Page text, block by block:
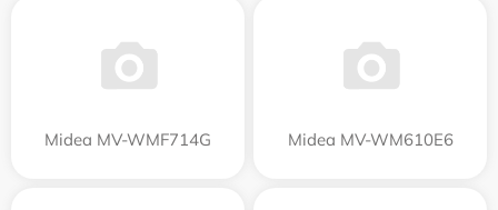
Midea MV-WMF714G Midea MV-WM610E6